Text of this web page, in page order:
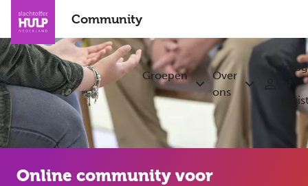
Overslaan
naar
de
inhoud
gaan
Community
Groepen
Submenu
Groepen
Over
ons
Submenu
Online community voor